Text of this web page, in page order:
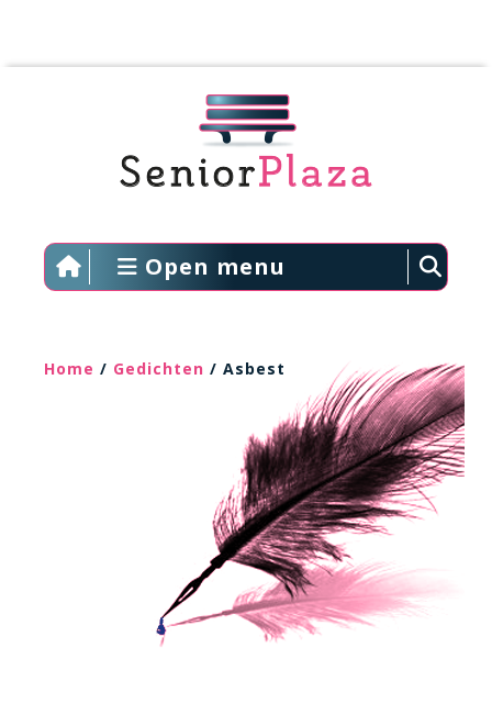
Open menu
Home / Gedichten / Asbest